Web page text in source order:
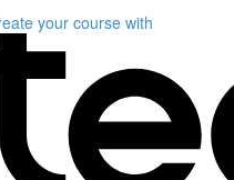
your course with